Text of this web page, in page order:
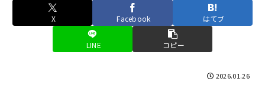
X Facebook はてブ
LINE コピー
2026.01.26